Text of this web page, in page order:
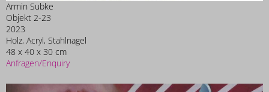
Armin Subke
Objekt 2-23
2023
Holz, Acryl, Stahlnagel
48 x 40 x 30 cm
Anfragen/Enquiry